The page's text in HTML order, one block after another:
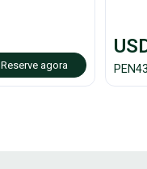
Reserve agora PEN